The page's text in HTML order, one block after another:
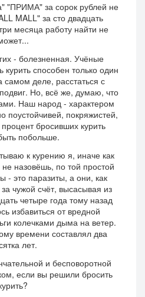
"ПРИМА" за сорок рублей не
MALL" за сто двадцать
месяца работу найти не
- болезненная. Учёные
курить способен только один
самом деле, расстаться с
Но, всё же, думаю, что
Наш народ - характером
поустойчивей, покряжистей,
бросивших курить
побольше.
к курению я, иначе как
назовёшь, по той простой
- это паразиты, а они, как
чужой счёт, высасывая из
четыре года тому назад
избавиться от вредной
колечками дыма на ветер.
времени составлял два
лет.
и бесповоротной
если вы решили бросить